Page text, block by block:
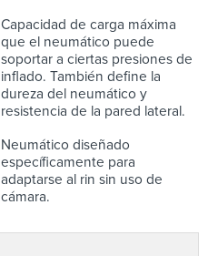
Capacidad de carga máxima
que el neumático puede
soportar a ciertas presiones de
inflado. También define la
dureza del neumático y
resistencia de la pared lateral.
Neumático diseñado
específicamente para
adaptarse al rin sin uso de
cámara.